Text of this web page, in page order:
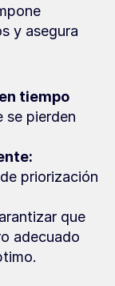
y asegura
tiempo
se pierden
priorización
que
adecuado